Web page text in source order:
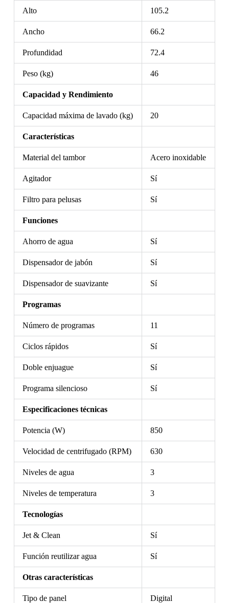
Alto 105.2
Ancho 66.2
Profundidad 72.4
Peso (kg) 46
Capacidad y Rendimiento
Capacidad máxima de lavado (kg) 20
Características
Material del tambor Acero inoxidable
Agitador Sí
Filtro para pelusas Sí
Funciones
Ahorro de agua Sí
Dispensador de jabón Sí
Dispensador de suavizante Sí
Programas
Número de programas 11
Ciclos rápidos Sí
Doble enjuague Sí
Programa silencioso Sí
Especificaciones técnicas
Potencia (W) 850
Velocidad de centrifugado (RPM) 630
Niveles de agua 3
Niveles de temperatura 3
Tecnologías
Jet & Clean Sí
Función reutilizar agua Sí
Otras características
Tipo de panel Digital